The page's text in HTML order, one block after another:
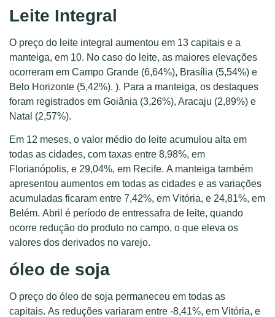
Leite Integral
O preço do leite integral aumentou em 13 capitais e a
manteiga, em 10. No caso do leite, as maiores elevações
ocorreram em Campo Grande (6,64%), Brasília (5,54%) e
Belo Horizonte (5,42%). ). Para a manteiga, os destaques
foram registrados em Goiânia (3,26%), Aracaju (2,89%) e
Natal (2,57%).
Em 12 meses, o valor médio do leite acumulou alta em
todas as cidades, com taxas entre 8,98%, em
Florianópolis, e 29,04%, em Recife. A manteiga também
apresentou aumentos em todas as cidades e as variações
acumuladas ficaram entre 7,42%, em Vitória, e 24,81%, em
Belém. Abril é período de entressafra de leite, quando
ocorre redução do produto no campo, o que eleva os
valores dos derivados no varejo.
óleo de soja
O preço do óleo de soja permaneceu em todas as
capitais. As reduções variaram entre -8,41%, em Vitória, e